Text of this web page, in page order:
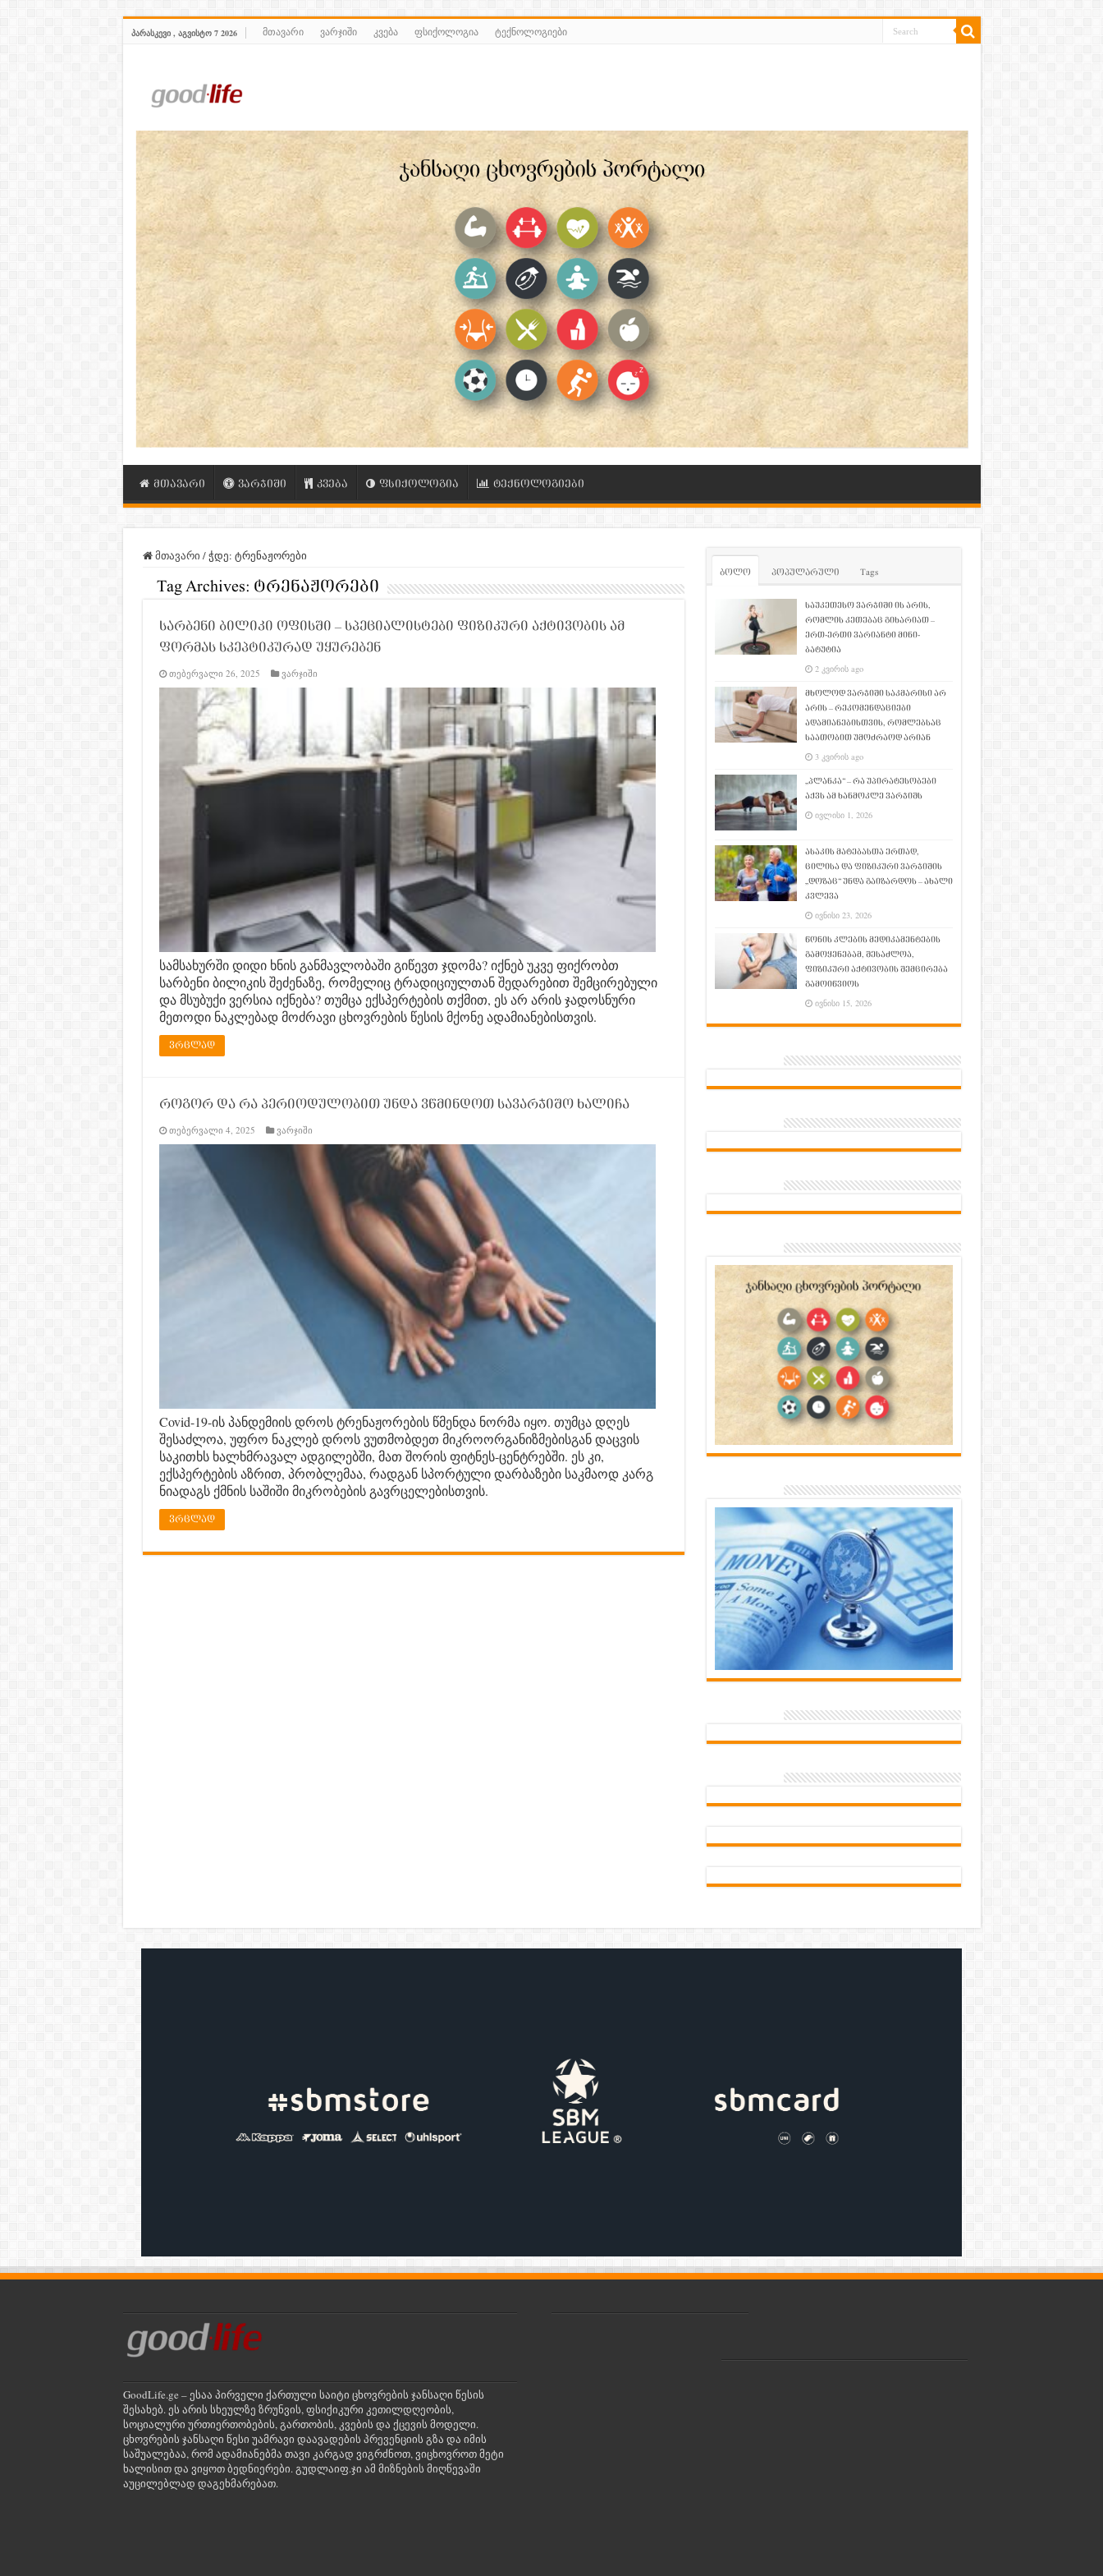
ᲞᲐᲠᲐᲡᲙᲔᲕᲘ , ᲐᲒᲕᲘᲡᲢᲝ 7 2026 მთავარი ვარჯიში კვება ფსიქოლოგია ტექნოლოგიები
მთავარი ვარჯიში კვება ფსიქოლოგია ტექნოლოგიები
მთავარი /ჭდე: ტრენაჟორები
Tag Archives: ტრენაჟორები
სარბენი ბილიკი ოფისში – სპეციალისტები ფიზიკური აქტივობის ამ
ფორმას სკეპტიკურად უყურებენ
თებერვალი 26, 2025 ვარჯიში
სამსახურში დიდი ხნის განმავლობაში გიწევთ ჯდომა? იქნებ უკვე ფიქრობთ
სარბენი ბილიკის შეძენაზე, რომელიც ტრადიციულთან შედარებით შემცირებული
და მსუბუქი ვერსია იქნება? თუმცა ექსპერტების თქმით, ეს არ არის ჯადოსნური
მეთოდი ნაკლებად მოძრავი ცხოვრების წესის მქონე ადამიანებისთვის.
ვრცლად
როგორ და რა პერიოდულობით უნდა ვწმინდოთ სავარჯიშო ხალიჩა
თებერვალი 4, 2025 ვარჯიში
Covid-19-ის პანდემიის დროს ტრენაჟორების წმენდა ნორმა იყო. თუმცა დღეს
შესაძლოა, უფრო ნაკლებ დროს ვუთმობდეთ მიკროორგანიზმებისგან დაცვის
საკითხს ხალხმრავალ ადგილებში, მათ შორის ფიტნეს-ცენტრებში. ეს კი,
ექსპერტების აზრით, პრობლემაა, რადგან სპორტული დარბაზები საკმაოდ კარგ
ნიადაგს ქმნის საშიში მიკრობების გავრცელებისთვის.
ვრცლად
ბოლო პოპულარული Tags
საუკეთესო ვარჯიში ის არის,
რომლის კეთებაც გიხარიათ –
ერთ-ერთი ვარიანტი მინი-
ბატუტია
2 კვირის ago
მხოლოდ ვარჯიში საკმარისი არ
არის – რეკომენდაციები
ადამიანებისთვის, რომლებსაც
საათობით უმოძრაოდ არიან
3 კვირის ago
„პლანკა“ – რა უპირატესობები
აქვს ამ ხანმოკლე ვარჯიშს
ივლისი 1, 2026
ასაკის მატებასთა ერთად,
ცილისა და ფიზიკური ვარჯიშის
„დოზაც“ უნდა გაიზარდოს – ახალი
კვლევა
ივნისი 23, 2026
წონის კლების მედიკამენტების
გამოყენებამ, შესაძლოა,
ფიზიკური აქტივობის შემცირება
გამოიწვიოს
ივნისი 15, 2026
GoodLife.ge – ესაა პირველი ქართული საიტი ცხოვრების ჯანსაღი წესის
შესახებ. ეს არის სხეულზე ზრუნვის, ფსიქიკური კეთილდღეობის,
სოციალური ურთიერთობების, გართობის, კვების და ქცევის მოდელი.
ცხოვრების ჯანსაღი წესი უამრავი დაავადების პრევენციის გზა და იმის
საშუალებაა, რომ ადამიანებმა თავი კარგად ვიგრძნოთ, ვიცხოვროთ მეტი
ხალისით და ვიყოთ ბედნიერები. გუდლაიფ.ჯი ამ მიზნების მიღწევაში
აუცილებლად დაგეხმარებათ.